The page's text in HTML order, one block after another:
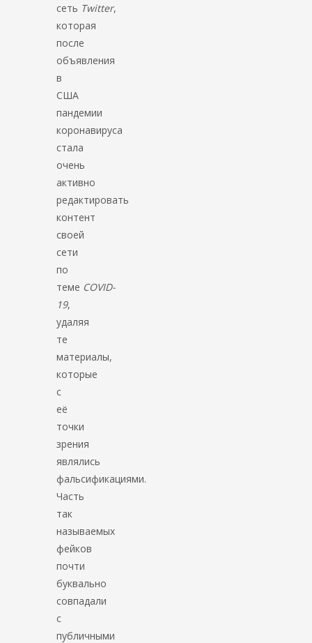
сеть Twitter,
которая
после
объявления
в
США
пандемии
коронавируса
стала
очень
активно
редактировать
контент
своей
сети
по
теме COVID-
19,
удаляя
те
материалы,
которые
с
её
точки
зрения
являлись
фальсификациями.
Часть
так
называемых
фейков
почти
буквально
совпадали
с
публичными